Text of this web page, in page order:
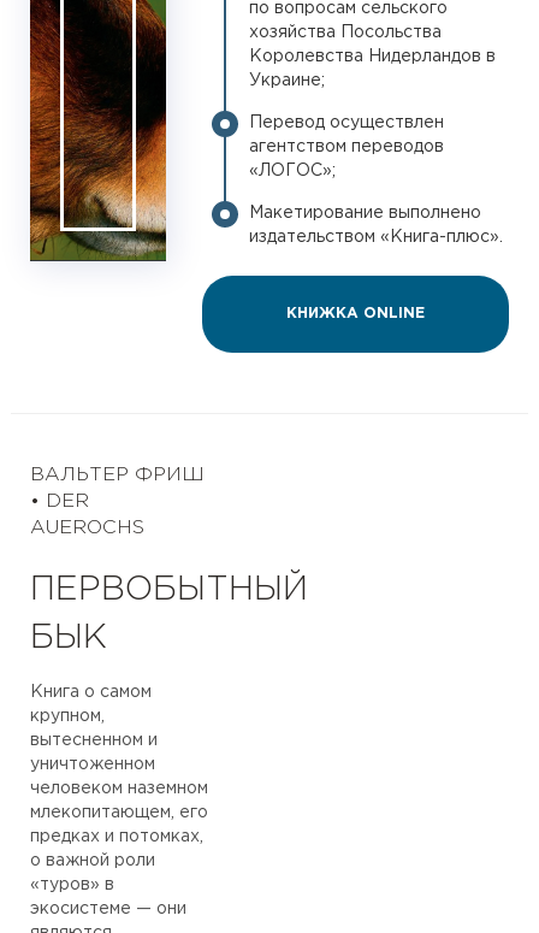
по вопросам сельского
хозяйства Посольства
Королевства Нидерландов в
Украине;
Перевод осуществлен
агентством переводов
«ЛОГОС»;
Макетирование выполнено
издательством «Книга-плюс».
КНИЖКА ONLINE
ВАЛЬТЕР ФРИШ
• DER
AUEROCHS
ПЕРВОБЫТНЫЙ
БЫК
Книга о самом
крупном,
вытесненном и
уничтоженном
человеком наземном
млекопитающем, его
предках и потомках,
о важной роли
«туров» в
экосистеме — они